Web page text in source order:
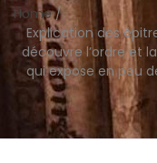
Home/
Explication des
découvre l’ordre et
qui expose en peu